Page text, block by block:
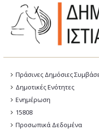
Πράσινες Δημόσιες
Δημοτικές Ενότητες
Ενημέρωση
15808
Προσωπικά Δεδομένα